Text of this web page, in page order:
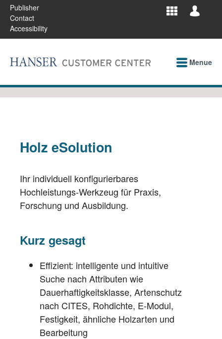
Publisher
Contact
Accessibility
Menue
Holz eSolution
Ihr individuell konfigurierbares
Hochleistungs-Werkzeug für Praxis,
Forschung und Ausbildung.
Kurz gesagt
Effizient: intelligente und intuitive
Suche nach Attributen wie
Dauerhaftigkeitsklasse, Artenschutz
nach CITES, Rohdichte, E-Modul,
Festigkeit, ähnliche Holzarten und
Bearbeitung